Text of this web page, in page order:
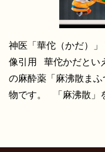
神医「華佗（かだ）
像引用 華佗かだとい
の麻酔薬「麻沸散ま
物です。 「麻沸散」